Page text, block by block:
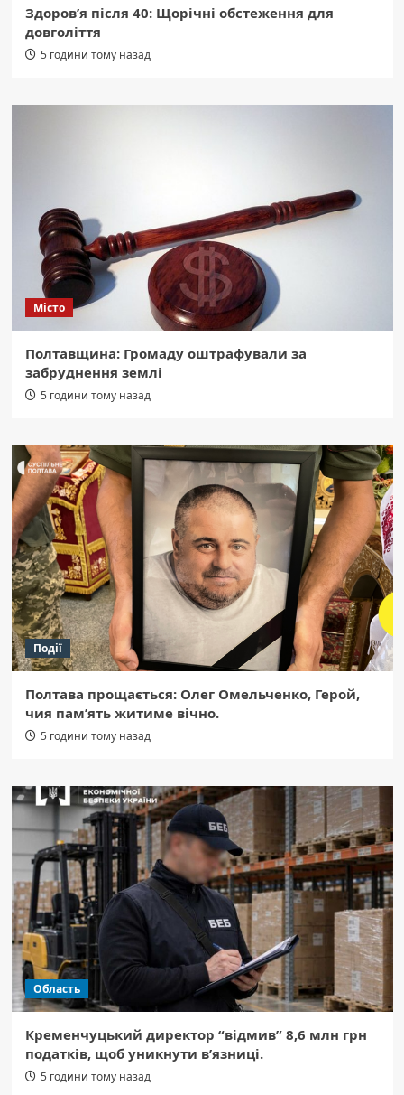
Здоров’я після 40: Щорічні обстеження для
довголіття
5 години тому назад
Місто
Полтавщина: Громаду оштрафували за
забруднення землі
5 години тому назад
Події
Полтава прощається: Олег Омельченко, Герой,
чия пам’ять житиме вічно.
5 години тому назад
Область
Кременчуцький директор “відмив” 8,6 млн грн
податків, щоб уникнути в’язниці.
5 години тому назад